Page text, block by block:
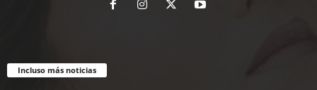
Incluso más noticias